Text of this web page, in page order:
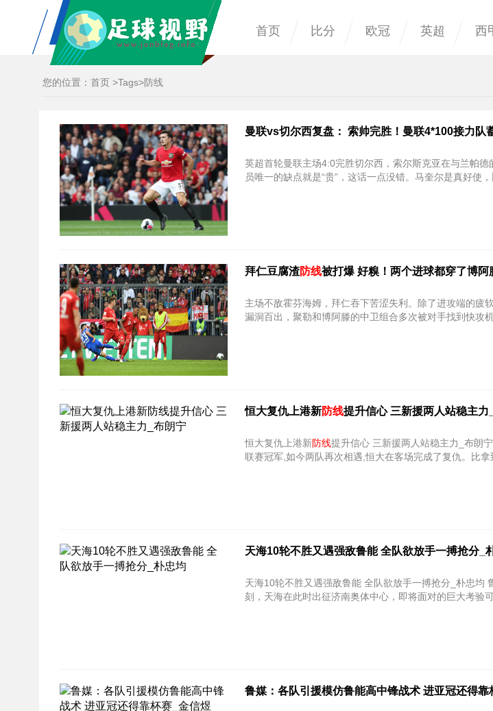
首页 比分 欧冠 英超 西
您的位置： 首页 >Tags>防线
曼联vs切尔西复盘： 索帅完胜！曼联4*100接力队
英超首轮曼联主场4:0完胜切尔西，索尔斯克亚在与兰帕
员唯一的缺点就是“贵”，这话一点没错。马奎尔是真好使
拜仁豆腐渣防线被打爆 好糗！两个进球都穿了博阿
主场不敌霍芬海姆，拜仁吞下苦涩失利。除了进攻端的疲
漏洞百出，聚勒和博阿滕的中卫组合多次被对手找到快攻
恒大复仇上港新防线提升信心 三新援两人站稳主力
恒大复仇上港新防线提升信心 三新援两人站稳主力_布朗宁 新快报 上赛季,上港从恒大手中抢走了
联赛冠军,如今两队再次相遇,恒大在客场完成了复仇。比
天海10轮不胜又遇强敌鲁能 全队欲放手一搏抢分_
天海10轮不胜又遇强敌鲁能 全队欲放手一搏抢分_朴忠均 鲁津之战，是鲁能第700战的里程碑时
刻，天海在此时出征济南奥体中心，即将面对的巨大考验
鲁媒：各队引援模仿鲁能高中锋战术 进亚冠还得靠